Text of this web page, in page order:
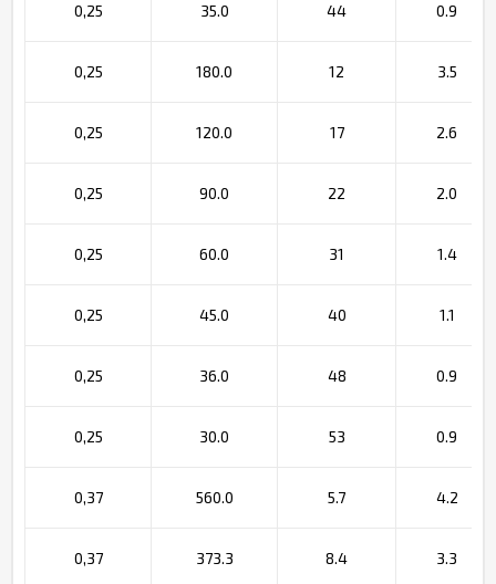
0,25 35.0 44 0.9
0,25 180.0 12 3.5
0,25 120.0 17 2.6
0,25 90.0 22 2.0
0,25 60.0 31 1.4
0,25 45.0 40 1.1
0,25 36.0 48 0.9
0,25 30.0 53 0.9
0,37 560.0 5.7 4.2
0,37 373.3 8.4 3.3